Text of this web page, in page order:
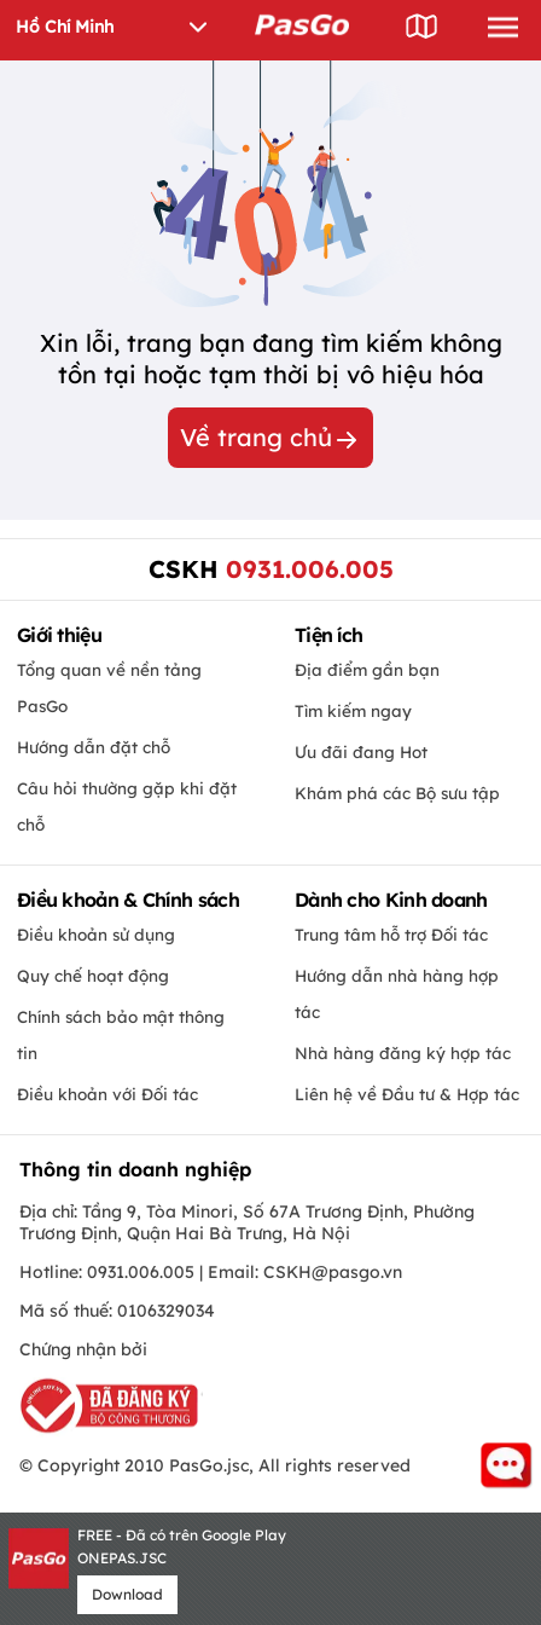
Xin lỗi, trang bạn đang tìm kiếm không
tồn tại hoặc tạm thời bị vô hiệu hóa
Về trang chủ
CSKH 0931.006.005
Giới thiệu
Tổng quan về nền tảng
PasGo
Hướng dẫn đặt chỗ
Câu hỏi thường gặp khi đặt
chỗ
Tiện ích
Địa điểm gần bạn
Tìm kiếm ngay
Ưu đãi đang Hot
Khám phá các Bộ sưu tập
Điều khoản & Chính sách
Điều khoản sử dụng
Quy chế hoạt động
Chính sách bảo mật thông
tin
Điều khoản với Đối tác
Dành cho Kinh doanh
Trung tâm hỗ trợ Đối tác
Hướng dẫn nhà hàng hợp
tác
Nhà hàng đăng ký hợp tác
Liên hệ về Đầu tư & Hợp tác
Thông tin doanh nghiệp
Địa chỉ: Tầng 9, Tòa Minori, Số 67A Trương Định, Phường
Trương Định, Quận Hai Bà Trưng, Hà Nội
Hotline: 0931.006.005 | Email: CSKH@pasgo.vn
Mã số thuế: 0106329034
Chứng nhận bởi
© Copyright 2010 PasGo.jsc, All rights reserved
FREE - Đã có trên Google Play
ONEPAS.JSC
Download